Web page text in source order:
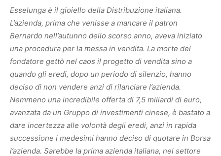
Esselunga è il gioiello della Distribuzione italiana.
L’azienda, prima che venisse a mancare il patron
Bernardo nell’autunno dello scorso anno, aveva iniziato
una procedura per la messa in vendita. La morte del
fondatore gettò nel caos il progetto di vendita sino a
quando gli eredi, dopo un periodo di silenzio, hanno
deciso di non vendere anzi di rilanciare l’azienda.
Nemmeno una incredibile offerta di 7,5 miliardi di euro,
avanzata da un Gruppo di investimenti cinese, è bastato a
dare incertezza alle volontà degli eredi, anzì in rapida
successione i medesimi hanno deciso di quotare in Borsa
l’azienda. Sarebbe la prima azienda italiana, nel settore